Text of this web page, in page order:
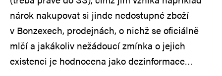
nárok nakupovat si jinde nedostupné zboží
v Bonzexech, prodejnách, o nichž se oficiálně
mlčí a jakákoliv nežádoucí zmínka o jejich
existenci je hodnocena jako dezinformace…